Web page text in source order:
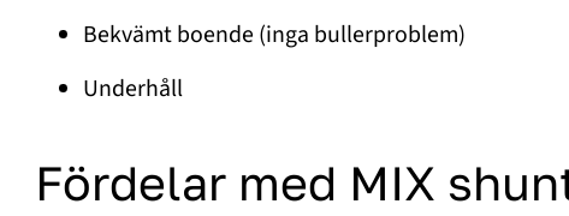
Bekvämt boende (inga bullerproblem)
Underhåll
Fördelar med MIX